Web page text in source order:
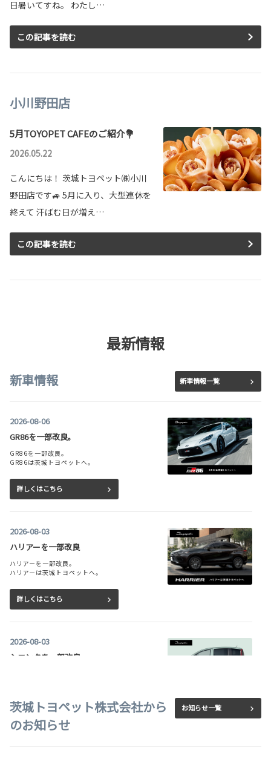
日暑いてすね。 わたし…
この記事を読む
小川野田店
5月TOYOPET CAFEのご紹介💐
2026.05.22
こんにちは！ 茨城トヨペット㈱小川
野田店です🚙 5月に入り、大型連休を
終えて 汗ばむ日が増え…
この記事を読む
最新情報
新車情報 新車情報一覧
2026-08-06
GR86を一部改良。
GR86を一部改良。
GR86は茨城トヨペットへ。
詳しくはこちら
2026-08-03
ハリアーを一部改良
ハリアーを一部改良。
ハリアーは茨城トヨペットへ。
詳しくはこちら
2026-08-03
シエンタを一部改良
詳しくはこちら
茨城トヨペット株式会社から
のお知らせ
お知らせ一覧